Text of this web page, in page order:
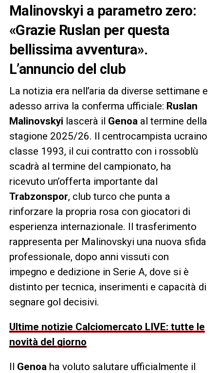
Malinovskyi a parametro zero:
«Grazie Ruslan per questa
bellissima avventura».
L’annuncio del club
La notizia era nell’aria da diverse settimane e
adesso arriva la conferma ufficiale: Ruslan
Malinovskyi lascerà il Genoa al termine della
stagione 2025/26. Il centrocampista ucraino
classe 1993, il cui contratto con i rossoblù
scadrà al termine del campionato, ha
ricevuto un’offerta importante dal
Trabzonspor, club turco che punta a
rinforzare la propria rosa con giocatori di
esperienza internazionale. Il trasferimento
rappresenta per Malinovskyi una nuova sfida
professionale, dopo anni vissuti con
impegno e dedizione in Serie A, dove si è
distinto per tecnica, inserimenti e capacità di
segnare gol decisivi.
Ultime notizie Calciomercato LIVE: tutte le
novità del giorno
Il Genoa ha voluto salutare ufficialmente il